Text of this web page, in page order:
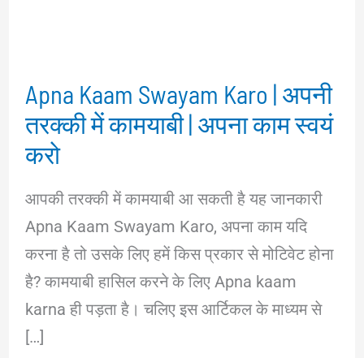
Apna Kaam Swayam Karo | अपनी
तरक्की में कामयाबी | अपना काम स्वयं
करो
आपकी तरक्की में कामयाबी आ सकती है यह जानकारी
Apna Kaam Swayam Karo, अपना काम यदि
करना है तो उसके लिए हमें किस प्रकार से मोटिवेट होना
है? कामयाबी हासिल करने के लिए Apna kaam
karna ही पड़ता है। चलिए इस आर्टिकल के माध्यम से
[…]